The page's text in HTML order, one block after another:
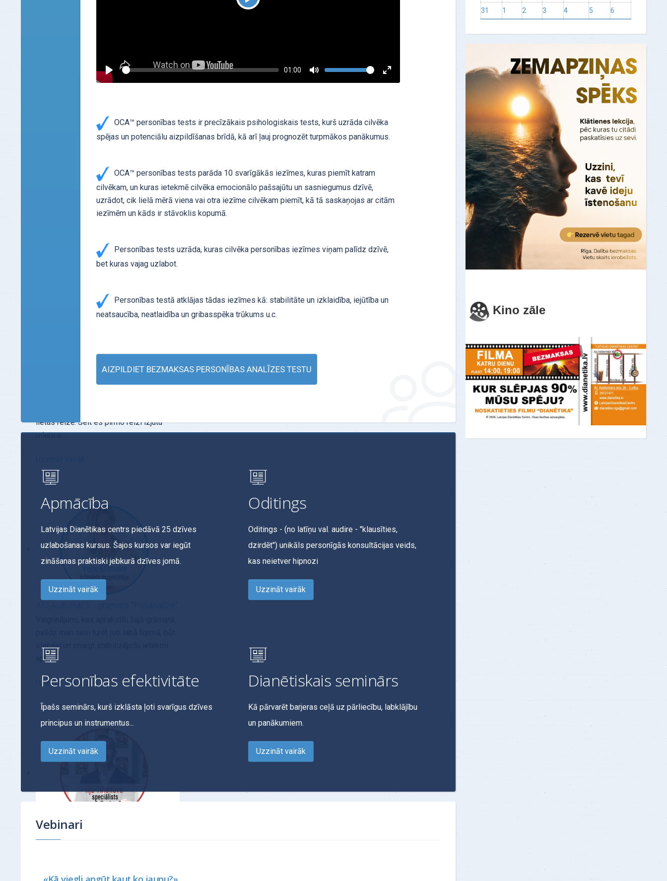
Pirms testa es jutos, kā "vāvere ritenī".
Es nejauši uzdūros uz kaut kādu
Oksfordas personas analīzes testu. Kad
ATSAUKSMES - "Dzīves remonts"
lietas reizē. Šeit es pirmo reizi izjutu
mieru u…
stabilai un sniegt stabilizējošu ietekmi
apkār…
Uzzināt vairāk
ATSAUKSMES - "Habarda
Play
Play
Seek
Current
01:00
Toggle
Volume
Toggle
OCA™ personības tests ir precīzākais psihologiskais tests, kurš uzrāda cilvēka
spējas un potenciālu aizpildīšanas brīdā, kā arī ļauj prognozēt turpmākos panākumus.
OCA™ personības tests parāda 10 svarīgākās iezīmes, kuras piemīt katram
cilvēkam, un kuras ietekmē cilvēka emocionālo pašsajūtu un sasniegumus dzīvē,
uzrādot, cik lielā mērā viena vai otra iezīme cilvēkam piemīt, kā tā saskaņojas ar citām
iezīmēm un kāds ir stāvoklis kopumā.
Personības tests uzrāda, kuras cilvēka personības iezīmes viņam palīdz dzīvē,
bet kuras vajag uzlabot.
Personības testā atklājas tādas iezīmes kā: stabilitāte un izklaidība, iejūtība un
neatsaucība, neatlaidība un gribasspēka trūkums u.c.
AIZPILDIET BEZMAKSAS PERSONĪBAS ANALĪZES TESTU
Apmācība
Latvijas Dianētikas centrs piedāvā 25 dzīves
uzlabošanas kursus. Šajos kursos var iegūt
zināšanas praktiski jebkurā dzīves jomā.
Uzzināt vairāk
Oditings
Oditings - (no latīņu val. audire - "klausīties,
dzirdēt") unikāls personīgās konsultācijas veids,
kas neietver hipnozi
Uzzināt vairāk
Personības efektivitāte
Īpašs seminārs, kurš izklāsta ļoti svarīgus dzīves
principus un instrumentus...
Uzzināt vairāk
Dianētiskais seminārs
Kā pārvarēt barjeras ceļā uz pārliecību, labklājību
un panākumiem.
Uzzināt vairāk
Vebinari
31 1 2 3 4 5 6
Kino zāle